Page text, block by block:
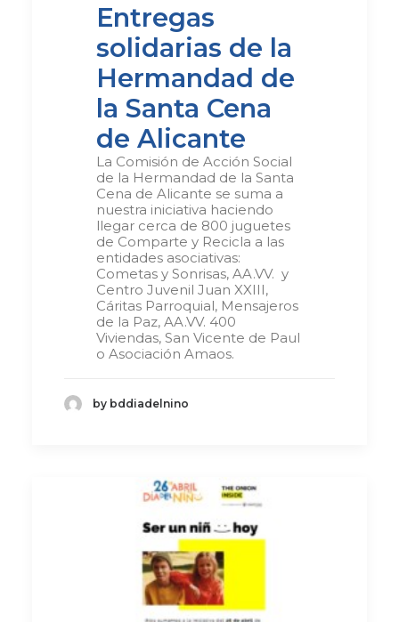
Entregas
solidarias de la
Hermandad de
la Santa Cena
de Alicante
La Comisión de Acción Social
de la Hermandad de la Santa
Cena de Alicante se suma a
nuestra iniciativa haciendo
llegar cerca de 800 juguetes
de Comparte y Recicla a las
entidades asociativas:
Cometas y Sonrisas, AA.VV. y
Centro Juvenil Juan XXIII,
Cáritas Parroquial, Mensajeros
de la Paz, AA.VV. 400
Viviendas, San Vicente de Paul
o Asociación Amaos.
by bddiadelnino